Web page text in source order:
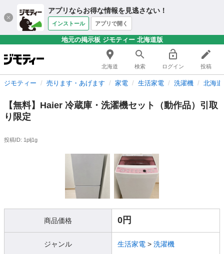
アプリならお得な情報を見逃さない！
インストール アプリで開く
地元の掲示板 ジモティー 北海道版
北海道 検索 ログイン 投稿
ジモティー 売ります・あげます 家電 生活家電 洗濯機 北海
【無料】Haier 冷蔵庫・洗濯機セット（動作品）引取
り限定
投稿ID: 1plj1g
商品価格 0円
ジャンル 生活家電 > 洗濯機